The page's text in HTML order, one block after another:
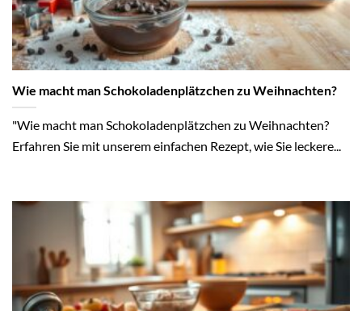
Wie macht man Schokoladenplätzchen zu Weihnachten?
"Wie macht man Schokoladenplätzchen zu Weihnachten?
Erfahren Sie mit unserem einfachen Rezept, wie Sie leckere...